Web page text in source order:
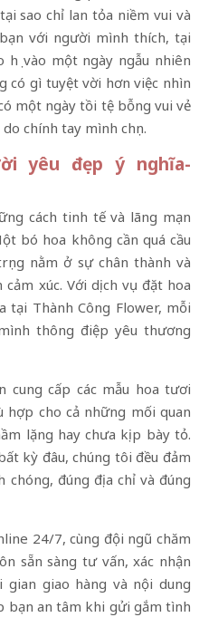
sao chỉ lan tỏa niềm vui và
với người mình thích, tại
vào một ngày ngẫu nhiên
có gì tuyệt vời hơn việc nhìn
một ngày tồi tệ bỗng vui vẻ
chính tay mình chọn.
yêu đẹp ý nghĩa-
cách tinh tế và lãng mạn
bó hoa không cần quá cầu
nằm ở sự chân thành và
xúc. Với dịch vụ đặt hoa
tại Thành Công Flower, mỗi
thông điệp yêu thương
cung cấp các mẫu hoa tươi
hợp cho cả những mối quan
lặng hay chưa kịp bày tỏ.
kỳ đâu, chúng tôi đều đảm
chóng, đúng địa chỉ và đúng
24/7, cùng đội ngũ chăm
sẵn sàng tư vấn, xác nhận
giao hàng và nội dung
bạn an tâm khi gửi gắm tình